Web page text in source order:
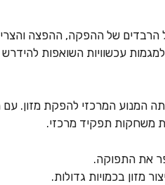
הרבדים של ההפקה, ההפצה
עכשוויות השואפות להידרש
המנוע המרכזי להפקת מזון. עם
משחקות תפקיד מרכזי.
את התפוקה.
מזון בכמויות גדולות.